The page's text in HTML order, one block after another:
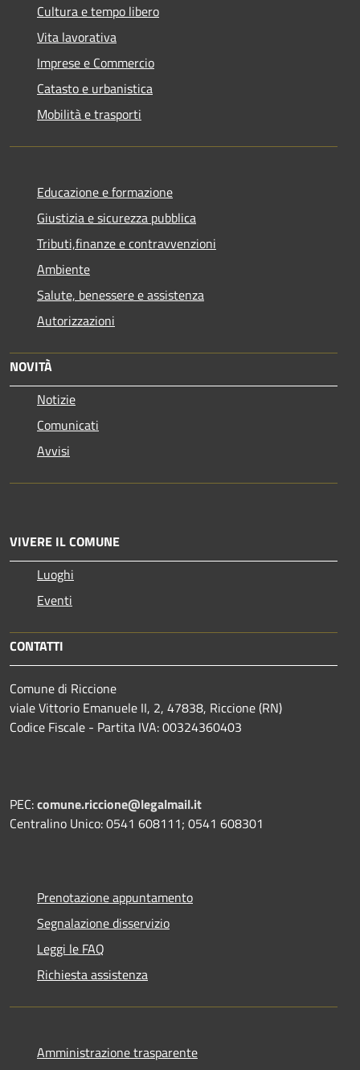
Cultura e tempo libero
Vita lavorativa
Imprese e Commercio
Catasto e urbanistica
Mobilità e trasporti
Educazione e formazione
Giustizia e sicurezza pubblica
Tributi,finanze e contravvenzioni
Ambiente
Salute, benessere e assistenza
Autorizzazioni
NOVITÀ
Notizie
Comunicati
Avvisi
VIVERE IL COMUNE
Luoghi
Eventi
CONTATTI
Comune di Riccione
viale Vittorio Emanuele II, 2, 47838, Riccione (RN)
Codice Fiscale - Partita IVA: 00324360403
PEC:comune.riccione@legalmail.it
Centralino Unico: 0541 608111; 0541 608301
Prenotazione appuntamento
Segnalazione disservizio
Leggi le FAQ
Richiesta assistenza
Amministrazione trasparente